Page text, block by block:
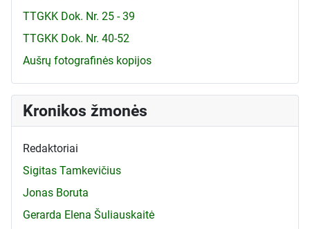
TTGKK Dok. Nr. 25 - 39
TTGKK Dok. Nr. 40-52
Aušrų fotografinės kopijos
Kronikos žmonės
Redaktoriai
Sigitas Tamkevičius
Jonas Boruta
Gerarda Elena Šuliauskaitė